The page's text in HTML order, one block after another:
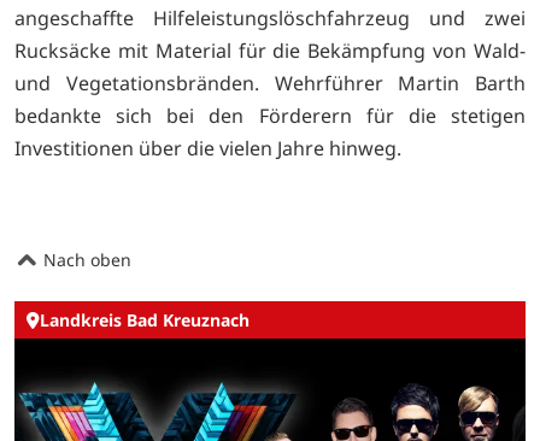
angeschaffte Hilfeleistungslöschfahrzeug und zwei
Rucksäcke mit Material für die Bekämpfung von Wald-
und Vegetationsbränden. Wehrführer Martin Barth
bedankte sich bei den Förderern für die stetigen
Investitionen über die vielen Jahre hinweg.
Nach oben
Landkreis Bad Kreuznach